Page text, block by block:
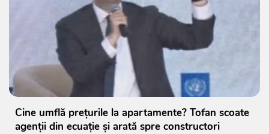
Cine umflă prețurile la apartamente? Tofan scoate
agenții din ecuație și arată spre constructori